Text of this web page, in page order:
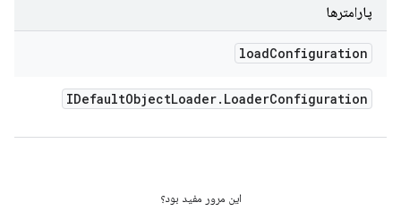
پارامترها
loadConfiguration
IDefaultObjectLoader. LoaderConfiguration
این مرور مفید بود؟